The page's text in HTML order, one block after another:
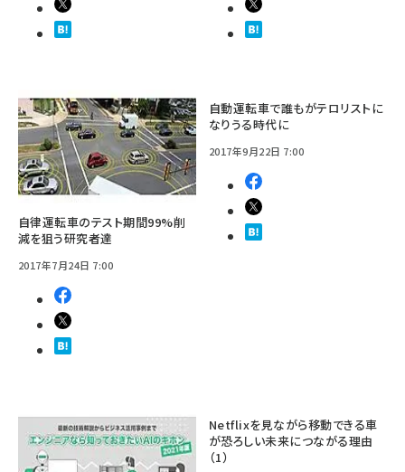
自律運転車のテスト期間99%削
減を狙う研究者達
2017年7月24日 7:00
自動運転車で誰もがテロリストに
なりうる時代に
2017年9月22日 7:00
Netflixを見ながら移動できる車
が恐ろしい未来につながる理由
（1）